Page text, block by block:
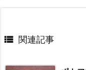
 関連記事